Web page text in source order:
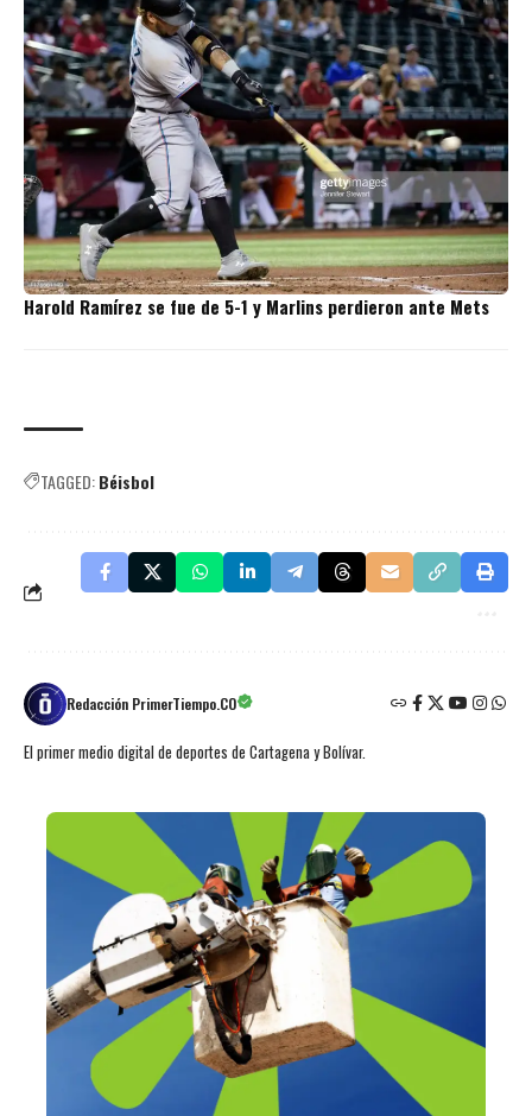
Harold Ramírez se fue de 5-1 y Marlins perdieron ante Mets
TAGGED:Béisbol
Redacción PrimerTiempo.CO
El primer medio digital de deportes de Cartagena y Bolívar.